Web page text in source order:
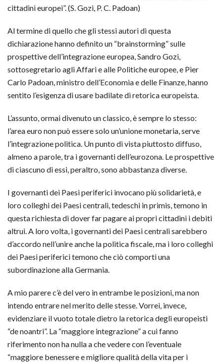
cittadini europei”. (S. Gozi, P. C. Padoan)
Al termine di quello che gli stessi autori di questa
dichiarazione hanno definito un “brainstorming” sulle
prospettive dell’integrazione europea, Sandro Gozi,
sottosegretario agli Affari e alle Politiche europee, e Pier
Carlo Padoan, ministro dell’Economia e delle Finanze, hanno
sentito l’esigenza di usare badilate di retorica europeista.
L’assunto, ormai divenuto un classico, è sempre lo stesso:
l’area euro non può essere solo un’unione monetaria, serve
l’integrazione politica. Un punto di vista piuttosto diffuso,
almeno a parole, tra i governanti dell’eurozona. Le prospettive
di ciascuno di essi, peraltro, sono abbastanza diverse.
I governanti dei Paesi periferici invocano più solidarietà, e
loro colleghi dei Paesi centrali, tedeschi in primis, temono in
questa richiesta di dover far pagare ai propri cittadini i debiti
altrui. A loro volta, i governanti dei Paesi centrali sarebbero
d’accordo nell’unire anche la politica fiscale, ma i loro colleghi
dei Paesi periferici temono che ciò comporti una
subordinazione alla Germania.
A mio parere c’è del vero in entrambe le posizioni, ma non
intendo entrare nel merito delle stesse. Vorrei, invece,
evidenziare il vuoto totale dietro la retorica degli europeisti
“de noantri”. La “maggiore integrazione” a cui fanno
riferimento non ha nulla a che vedere con l’eventuale
“maggiore benessere e migliore qualità della vita per i